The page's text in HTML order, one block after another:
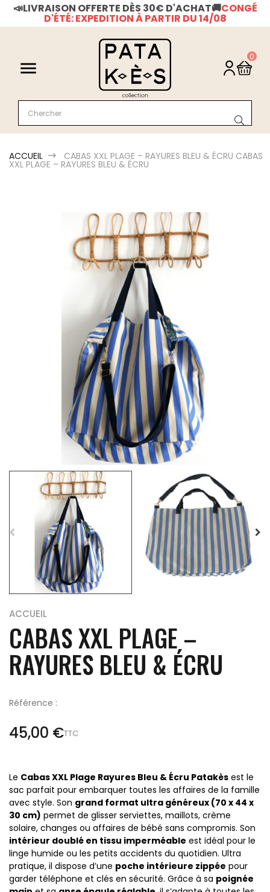
📣LIVRAISON OFFERTE DÈS 30€ D'ACHAT🚚CONGÉ
D'ÉTÉ: EXPEDITION À PARTIR DU 14/08

0
ACCUEIL CABAS XXL PLAGE – RAYURES BLEU & ÉCRU CABAS
XXL PLAGE – RAYURES BLEU & ÉCRU
ACCUEIL
CABAS XXL PLAGE –
RAYURES BLEU & ÉCRU
Référence :
45,00 €TTC
Le Cabas XXL Plage Rayures Bleu & Écru Patakès est le
sac parfait pour embarquer toutes les affaires de la famille
avec style. Son grand format ultra généreux (70 x 44 x
30 cm) permet de glisser serviettes, maillots, crème
solaire, changes ou affaires de bébé sans compromis. Son
intérieur doublé en tissu imperméable est idéal pour le
linge humide ou les petits accidents du quotidien. Ultra
pratique, il dispose d’une poche intérieure zippée pour
garder téléphone et clés en sécurité. Grâce à sa poignée